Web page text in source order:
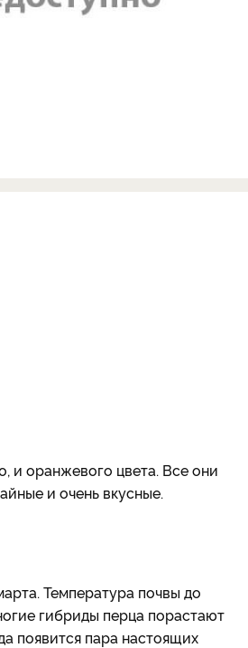
и оранжевого цвета. Все они
и очень вкусные.
Температура почвы до
гибриды перца порастают
появится пара настоящих